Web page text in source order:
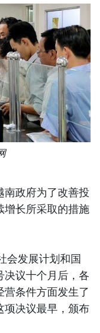
政府为了改善投
增长所采取的措施
会发展计划和国
决议十个月后，各
条件方面发生了
项决议最早，颁布